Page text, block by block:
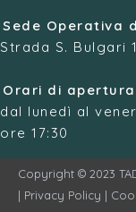
Sede Operativa
Strada S. Bulgari
Orari di apertura
dal lunedì al
ore 17:30
Copyright © 2023
| Privacy Policy |